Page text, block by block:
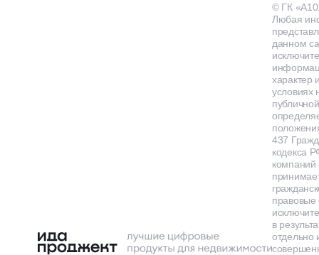
© ГК
Любая
данном
характер
условиях
437
кодекса
правовые
в
отдельно